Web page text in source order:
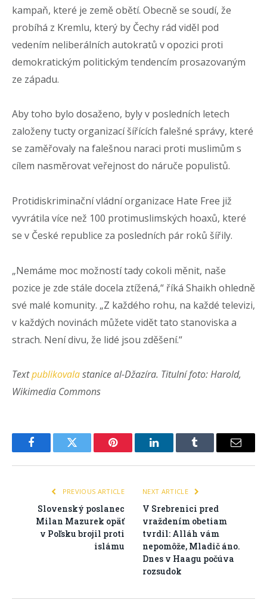
kampaň, které je země obětí. Obecně se soudí, že
probíhá z Kremlu, který by Čechy rád viděl pod
vedením neliberálních autokratů v opozici proti
demokratickým politickým tendencím prosazovaným
ze západu.
Aby toho bylo dosaženo, byly v posledních letech
založeny tucty organizací šířících falešné správy, které
se zaměřovaly na falešnou naraci proti muslimům s
cílem nasměrovat veřejnost do náruče populistů.
Protidiskriminační vládní organizace Hate Free již
vyvrátila více než 100 protimuslimských hoaxů, které
se v České republice za posledních pár roků šířily.
„Nemáme moc možností tady cokoli měnit, naše
pozice je zde stále docela ztížená,“ říká Shaikh ohledně
své malé komunity. „Z každého rohu, na každé televizi,
v každých novinách můžete vidět tato stanoviska a
strach. Není divu, že lidé jsou zděšení.“
Textpublikovalastanice al-Džazíra. Titulní foto: Harold,
Wikimedia Commons
FacebookTwitter Pinterest LinkedInTumblr Email
PREVIOUS ARTICLE
Slovenský poslanec
Milan Mazurek opäť
v Poľsku brojil proti
islámu
NEXT ARTICLE
V Srebrenici pred
vraždením obetiam
tvrdil: Alláh vám
nepomôže, Mladič áno.
Dnes v Haagu počúva
rozsudok